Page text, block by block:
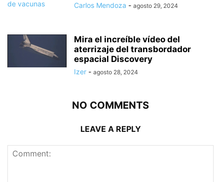
Carlos Mendoza - agosto 29, 2024
Mira el increíble vídeo del
aterrizaje del transbordador
espacial Discovery
Izer - agosto 28, 2024
NO COMMENTS
LEAVE A REPLY